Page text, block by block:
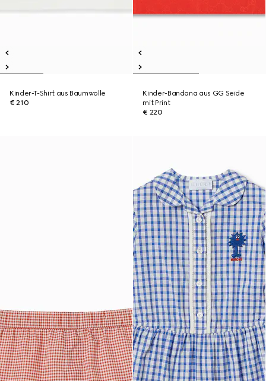
Kinder-T-Shirt aus Baumwolle
€ 210
Kinder-Bandana aus GG Seide
mit Print
€ 220